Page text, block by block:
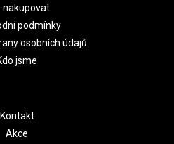
nakupovat
podmínky
osobních údajů
jsme
Kontakt
Akce